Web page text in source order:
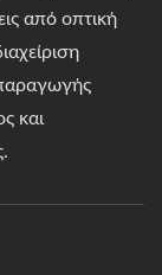
από οπτική
και